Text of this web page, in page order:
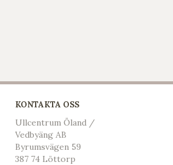
KONTAKTA OSS
Ullcentrum Öland /
Vedbyäng AB
Byrumsvägen 59
387 74 Löttorp